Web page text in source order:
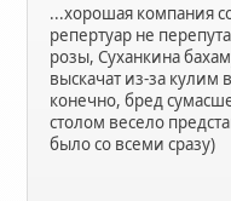
...хорошая компания
репертуар не
розы, Суханкина
выскачат из-за кулим
конечно, бред
столом весело
было со всеми сразу)